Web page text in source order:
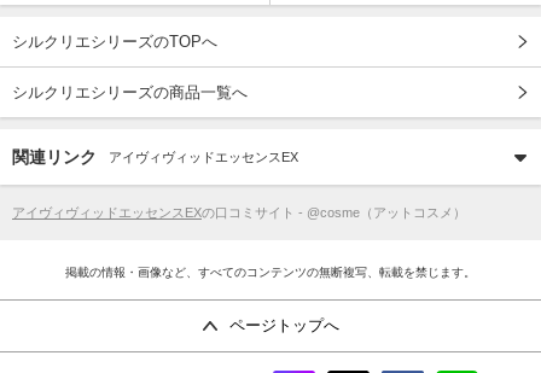
シルクリエシリーズのTOPへ
シルクリエシリーズの商品一覧へ
関連リンク アイヴィヴィッドエッセンスEX
アイヴィヴィッドエッセンスEXの口コミサイト - @cosme（アットコスメ）
掲載の情報・画像など、すべてのコンテンツの無断複写、転載を禁じます。
ページトップへ